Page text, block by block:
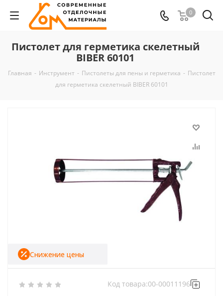
0
Пистолет для герметика скелетный
BIBER 60101
Главная - Инструмент - Пистолеты для пены и герметика - Пистолет
для герметика скелетный BIBER 60101
Код товара:00-00011196
Снижение цены